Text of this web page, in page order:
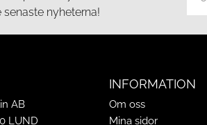
senaste nyheterna!
AB
LUND
INFORMATION
Om oss
Mina sidor